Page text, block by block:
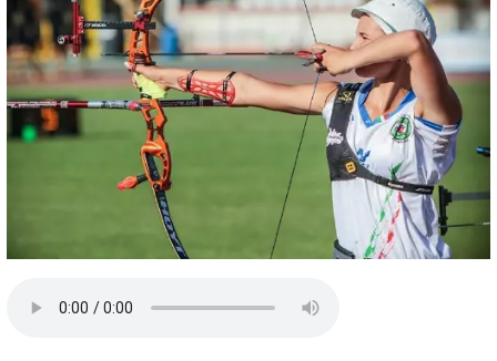
Uredništvo
Oglasi
Založnik